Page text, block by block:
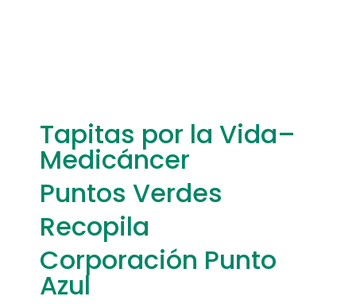
Tapitas por la Vida–
Medicáncer
Puntos Verdes
Recopila
Corporación Punto
Azul